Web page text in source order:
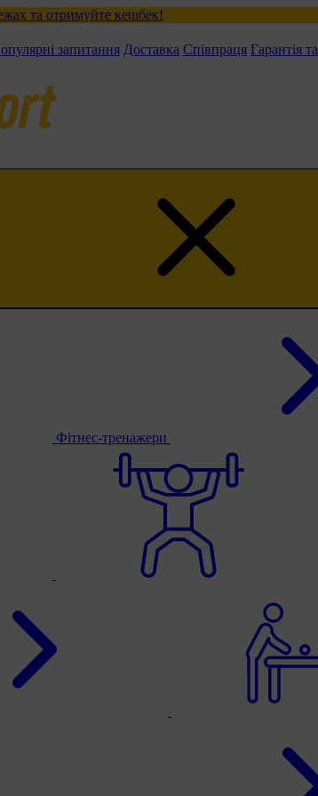
кешбек!
запитання Доставка Співпраця Гарантія
Фітнес-тренажери